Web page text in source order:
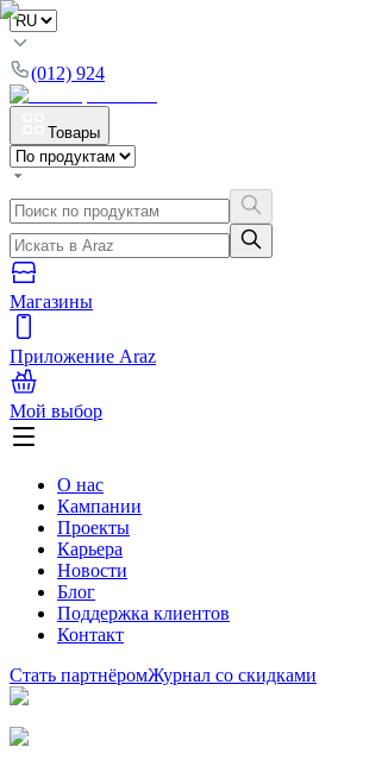
(012) 924
Товары
Магазины
Приложение Araz
Мой выбор
О нас
Кампании
Проекты
Карьера
Новости
Блог
Поддержка клиентов
Контакт
Стать партнёромЖурнал со скидками